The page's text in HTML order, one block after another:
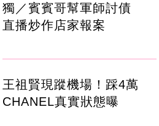
獨／賓賓哥幫軍師討債
直播炒作店家報案
王祖賢現蹤機場！踩4萬
CHANEL真實狀態曝